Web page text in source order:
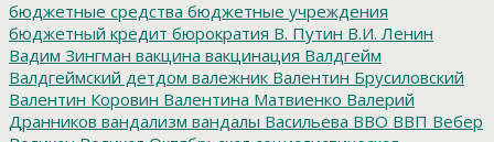
бюджетные средства бюджетные учреждения
бюджетный кредит бюрократия В. Путин В.И. Ленин
Вадим Зингман вакцина вакцинация Валдгейм
Валдгеймский детдом валежник Валентин Брусиловский
Валентин Коровин Валентина Матвиенко Валерий
Дранников вандализм вандалы Васильева ВВО ВВП Вебер